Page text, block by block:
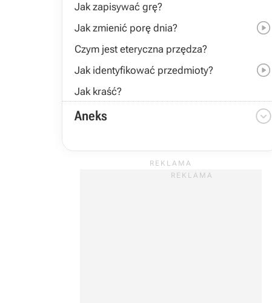
Jak zapisywać grę?
Jak zmienić porę dnia?

Czym jest eteryczna przędza?
Jak identyfikować przedmioty?

Jak kraść?
Aneks 